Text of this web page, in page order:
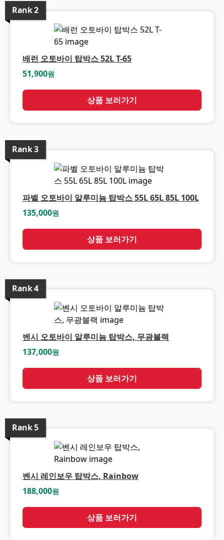
Rank2
배런 오토바이 탑박스 52L T-65
51,900원
상품 보러가기
Rank3
파벨 오토바이 알루미늄 탑박스 55L 65L 85L 100L
135,000원
상품 보러가기
Rank4
벤시 오토바이 알루미늄 탑박스, 무광블랙
137,000원
상품 보러가기
Rank5
벤시 레인보우 탑박스, Rainbow
188,000원
상품 보러가기